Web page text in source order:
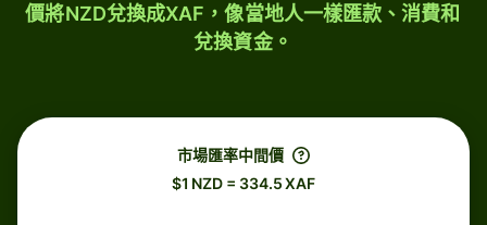
價將NZD兌換成XAF，像當地人一樣匯款、消費和
兌換資金。
市場匯率中間價
$1 NZD = 334.5 XAF